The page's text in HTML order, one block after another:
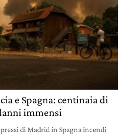
e Spagna: centinaia di
immensi
di Madrid in Spagna incendi